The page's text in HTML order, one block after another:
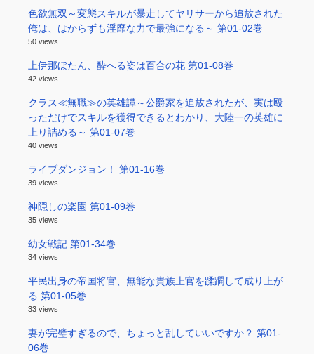
色欲無双～変態スキルが暴走してヤリサーから追放された
俺は、はからずも淫靡な力で最強になる～ 第01-02巻
50 views
上伊那ぼたん、酔へる姿は百合の花 第01-08巻
42 views
クラス≪無職≫の英雄譚～公爵家を追放されたが、実は殴
っただけでスキルを獲得できるとわかり、大陸一の英雄に
上り詰める～ 第01-07巻
40 views
ライブダンジョン！ 第01-16巻
39 views
神隠しの楽園 第01-09巻
35 views
幼女戦記 第01-34巻
34 views
平民出身の帝国将官、無能な貴族上官を蹂躙して成り上が
る 第01-05巻
33 views
妻が完璧すぎるので、ちょっと乱していいですか？ 第01-
06巻